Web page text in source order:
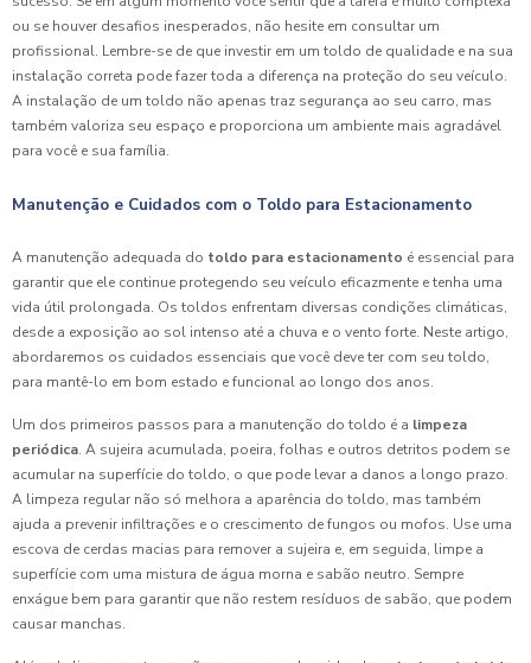
ou se houver desafios inesperados, não hesite em consultar um
profissional. Lembre-se de que investir em um toldo de qualidade e na sua
instalação correta pode fazer toda a diferença na proteção do seu veículo.
A instalação de um toldo não apenas traz segurança ao seu carro, mas
também valoriza seu espaço e proporciona um ambiente mais agradável
para você e sua família.
Manutenção e Cuidados com o Toldo para Estacionamento
A manutenção adequada do toldo para estacionamento é essencial para
garantir que ele continue protegendo seu veículo eficazmente e tenha uma
vida útil prolongada. Os toldos enfrentam diversas condições climáticas,
desde a exposição ao sol intenso até a chuva e o vento forte. Neste artigo,
abordaremos os cuidados essenciais que você deve ter com seu toldo,
para mantê-lo em bom estado e funcional ao longo dos anos.
Um dos primeiros passos para a manutenção do toldo é a limpeza
periódica. A sujeira acumulada, poeira, folhas e outros detritos podem se
acumular na superfície do toldo, o que pode levar a danos a longo prazo.
A limpeza regular não só melhora a aparência do toldo, mas também
ajuda a prevenir infiltrações e o crescimento de fungos ou mofos. Use uma
escova de cerdas macias para remover a sujeira e, em seguida, limpe a
superfície com uma mistura de água morna e sabão neutro. Sempre
enxágue bem para garantir que não restem resíduos de sabão, que podem
causar manchas.